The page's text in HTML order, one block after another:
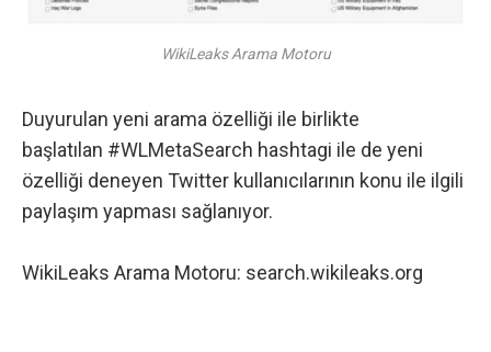
WikiLeaks Arama Motoru
Duyurulan yeni arama özelliği ile birlikte
başlatılan #WLMetaSearch hashtagi ile de yeni
özelliği deneyen Twitter kullanıcılarının konu ile ilgili
paylaşım yapması sağlanıyor.
WikiLeaks Arama Motoru: search.wikileaks.org